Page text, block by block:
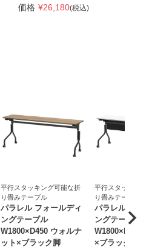
価格 ¥26,180(税込)
平行スタッキング可能な折
り畳みテーブル
パラレル フォールディ
ングテーブル
W1800×D450 ウォルナ
ット×ブラック脚
平行スタッキン
り畳みテーブル
パラレル フォ
ングテーブル
W1800×D450
×ブラック脚